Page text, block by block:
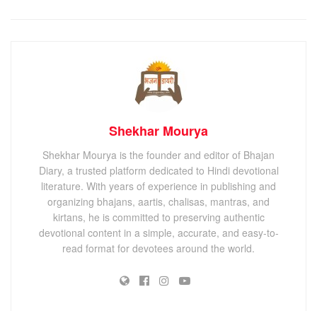
Shekhar Mourya
Shekhar Mourya is the founder and editor of Bhajan
Diary, a trusted platform dedicated to Hindi devotional
literature. With years of experience in publishing and
organizing bhajans, aartis, chalisas, mantras, and
kirtans, he is committed to preserving authentic
devotional content in a simple, accurate, and easy-to-
read format for devotees around the world.